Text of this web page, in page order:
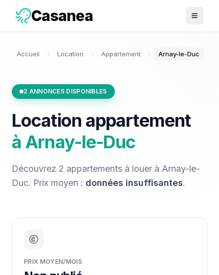
Casanea Ouvrir
Accueil Location Appartement Arnay-le-Duc
2 ANNONCES DISPONIBLES
Location appartement
àArnay-le-Duc
Découvrez 2 appartements à louer à Arnay-le-
Duc. Prix moyen : données insuffisantes.
PRIX MOYEN/MOIS